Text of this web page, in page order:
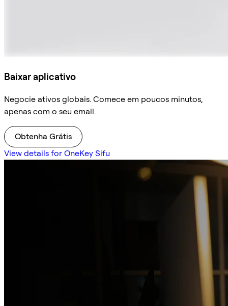
Baixar aplicativo
Negocie ativos globais. Comece em poucos minutos,
apenas com o seu email.
Obtenha Grátis
View details for OneKey Sifu